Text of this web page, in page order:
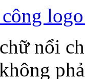
nổi